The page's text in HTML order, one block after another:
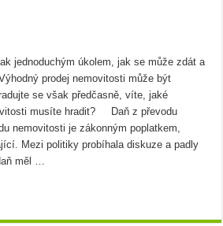
jednoduchým úkolem, jak se může zdát a
prodej nemovitosti může být
se však předčasně, víte, jaké
musíte hradit? Daň z převodu
nemovitosti je zákonným poplatkem,
Mezi politiky probíhala diskuze a padly
měl …